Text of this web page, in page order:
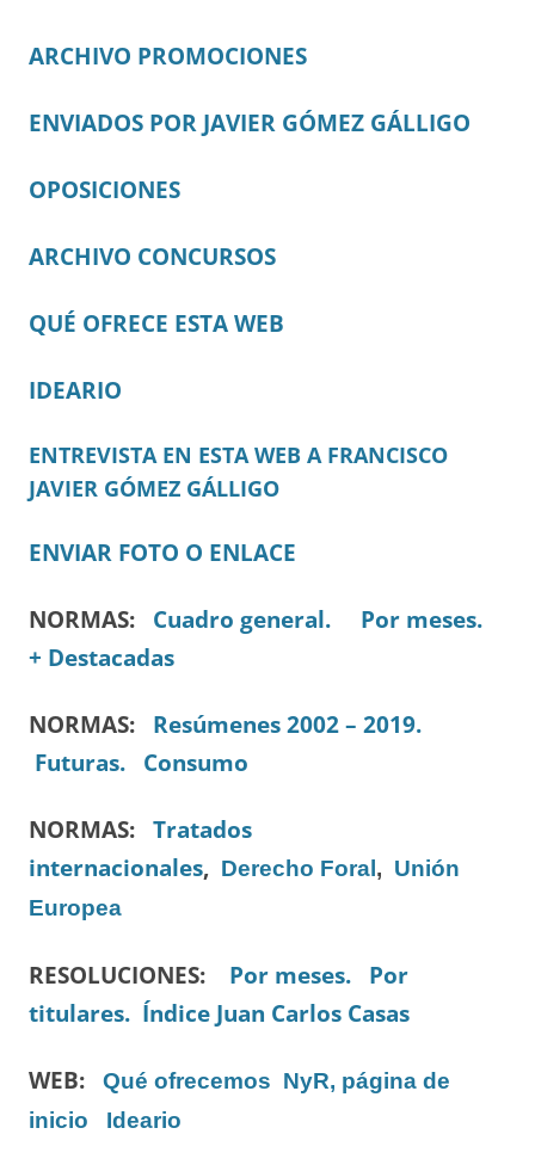
ARCHIVO PROMOCIONES
ENVIADOS POR JAVIER GÓMEZ GÁLLIGO
OPOSICIONES
ARCHIVO CONCURSOS
QUÉ OFRECE ESTA WEB
IDEARIO
ENTREVISTA EN ESTA WEB A FRANCISCO
JAVIER GÓMEZ GÁLLIGO
ENVIAR FOTO O ENLACE
NORMAS: Cuadro general.
Por meses.
+ Destacadas
NORMAS: Resúmenes 2002 – 2019.
Futuras.
Consumo
NORMAS: Tratados
internacionales, Derecho Foral, Unión
Europea
RESOLUCIONES: Por meses.
Por
titulares. Índice Juan Carlos Casas
WEB: Qué ofrecemos NyR, página de
inicio
Ideario